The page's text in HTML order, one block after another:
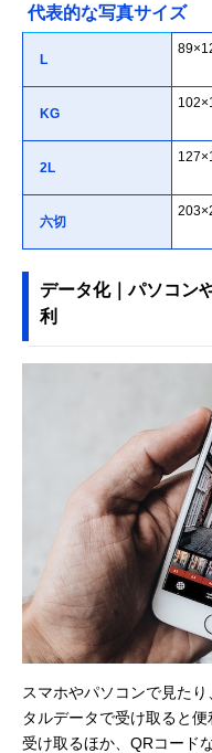
代表的な写真サイズ
L
KG
2L
六切
データ化｜パソコン
利
スマホやパソコンで見た
タルデータで受け取ると
受け取るほか、QRコード